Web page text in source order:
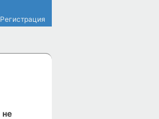
Регистрация
не